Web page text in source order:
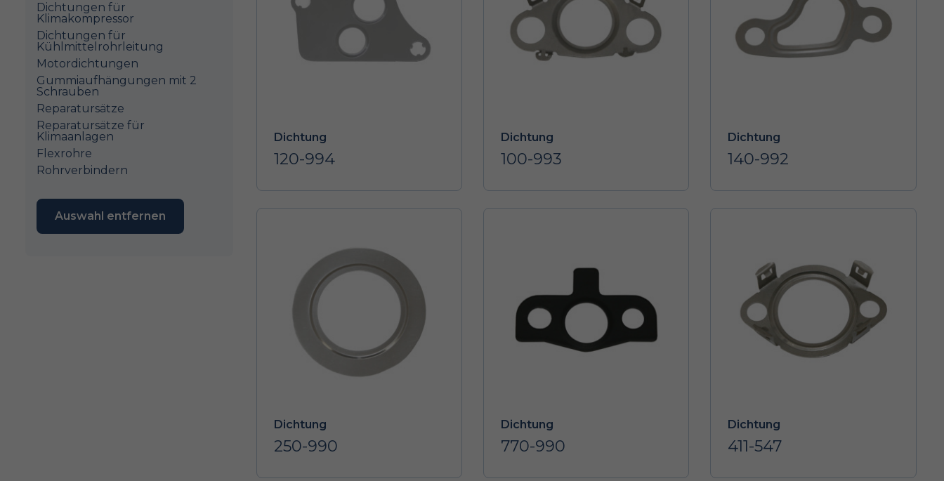
Dichtungen für
Klimakompressor
Dichtungen für
Kühlmittelrohrleitung
Motordichtungen
Gummiaufhängungen mit 2
Schrauben
Reparatursätze
Reparatursätze für
Klimaanlagen
Flexrohre
Rohrverbindern
Auswahl entfernen
Dichtung
120-994
Dichtung
100-993
Dichtung
140-992
Dichtung
250-990
Dichtung
770-990
Dichtung
411-547